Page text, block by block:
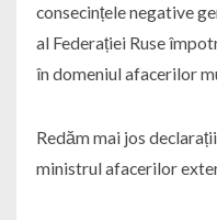
consecințele negative
al Federației Ruse
în domeniul afacerilor
Redăm mai jos
ministrul afacerilor